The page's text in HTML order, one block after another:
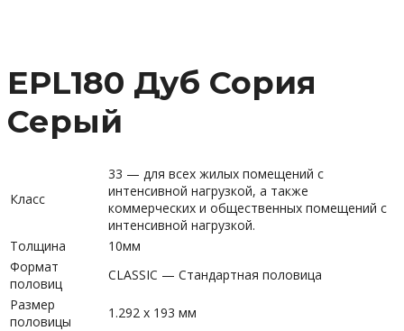
EPL180 Дуб Сория
Серый
Класс
33 — для всех жилых помещений с
интенсивной нагрузкой, а также
коммерческих и общественных помещений с
интенсивной нагрузкой.
Толщина
10мм
Формат
половиц
CLASSIC — Стандартная половица
Размер
половицы
1.292 x 193 мм